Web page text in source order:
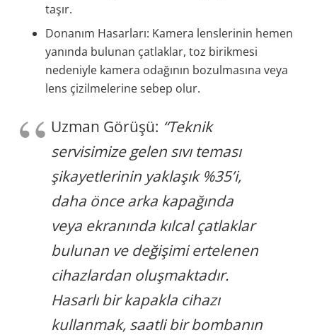
taşır.
Donanım Hasarları: Kamera lenslerinin hemen
yanında bulunan çatlaklar, toz birikmesi
nedeniyle kamera odağının bozulmasına veya
lens çizilmelerine sebep olur.
Uzman Görüşü: “Teknik
servisimize gelen sıvı teması
şikayetlerinin yaklaşık %35’i,
daha önce arka kapağında
veya ekranında kılcal çatlaklar
bulunan ve değişimi ertelenen
cihazlardan oluşmaktadır.
Hasarlı bir kapakla cihazı
kullanmak, saatli bir bombanın